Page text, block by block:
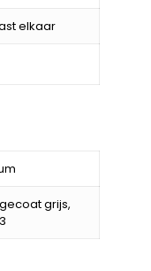
elkaar
grijs,